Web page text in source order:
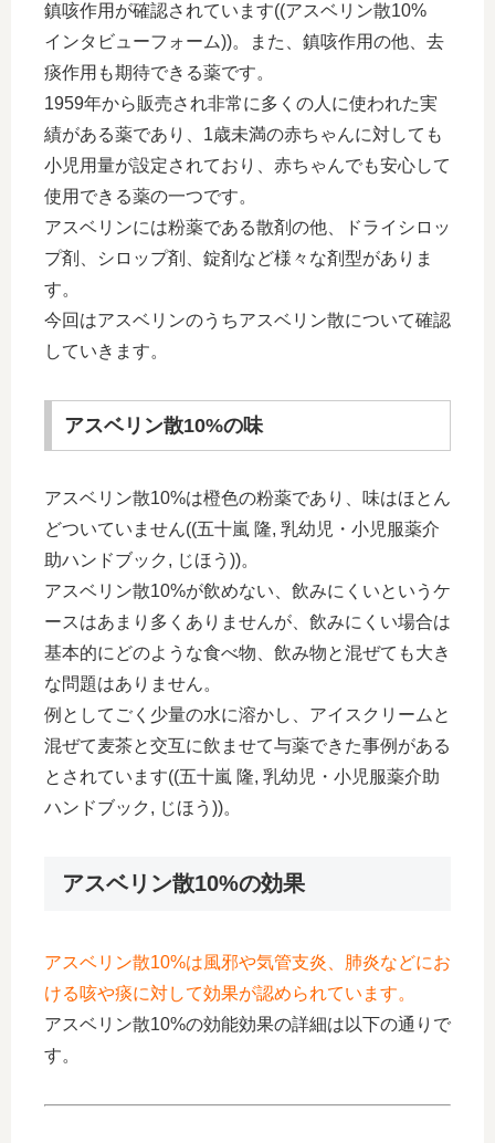
鎮咳作用が確認されています((アスベリン散10%
インタビューフォーム))。また、鎮咳作用の他、去
痰作用も期待できる薬です。
1959年から販売され非常に多くの人に使われた実
績がある薬であり、1歳未満の赤ちゃんに対しても
小児用量が設定されており、赤ちゃんでも安心して
使用できる薬の一つです。
アスベリンには粉薬である散剤の他、ドライシロッ
プ剤、シロップ剤、錠剤など様々な剤型がありま
す。
今回はアスベリンのうちアスベリン散について確認
していきます。
アスベリン散10%の味
アスベリン散10%は橙色の粉薬であり、味はほとん
どついていません((五十嵐 隆, 乳幼児・小児服薬介
助ハンドブック, じほう))。
アスベリン散10%が飲めない、飲みにくいというケ
ースはあまり多くありませんが、飲みにくい場合は
基本的にどのような食べ物、飲み物と混ぜても大き
な問題はありません。
例としてごく少量の水に溶かし、アイスクリームと
混ぜて麦茶と交互に飲ませて与薬できた事例がある
とされています((五十嵐 隆, 乳幼児・小児服薬介助
ハンドブック, じほう))。
アスベリン散10%の効果
アスベリン散10%は風邪や気管支炎、肺炎などにお
ける咳や痰に対して効果が認められています。
アスベリン散10%の効能効果の詳細は以下の通りで
す。